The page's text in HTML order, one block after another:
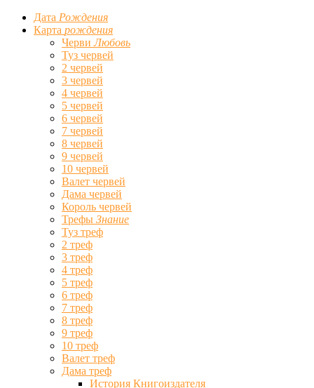
Дата Рождения
Карта рождения
ЧервиЛюбовь
Туз червей
2 червей
3 червей
4 червей
5 червей
6 червей
7 червей
8 червей
9 червей
10 червей
Валет червей
Дама червей
Король червей
Трефы Знание
Туз треф
2 треф
3 треф
4 треф
5 треф
6 треф
7 треф
8 треф
9 треф
10 треф
Валет треф
Дама треф
История Книгоиздателя